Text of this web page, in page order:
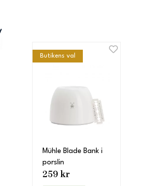
Butikens val
Mühle Blade Bank i
porslin
259 kr